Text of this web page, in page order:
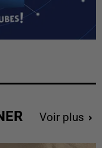
Voir plus